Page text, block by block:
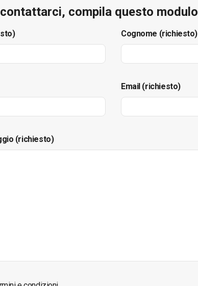
contattarci, compila questo modulo
Cognome (richiesto)
Email (richiesto)
(richiesto)